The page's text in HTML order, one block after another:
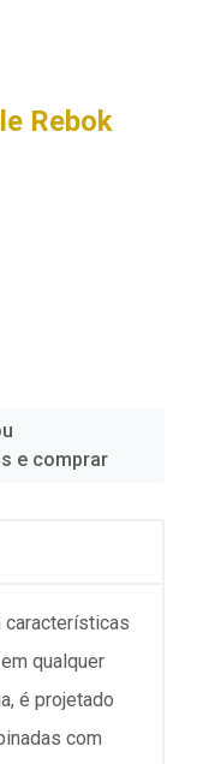
Rebok
e comprar
características
qualquer
é projetado
com